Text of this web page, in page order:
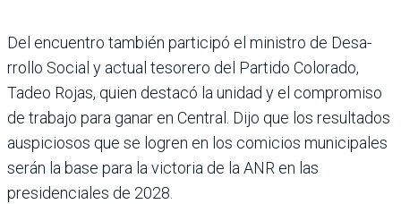
Del encuentro también par­ticipó el ministro de Desa­
rrollo Social y actual teso­rero del Partido Colorado,
Tadeo Rojas, quien destacó la unidad y el compromiso
de trabajo para ganar en Cen­tral. Dijo que los resultados
auspiciosos que se logren en los comicios municipales
serán la base para la victoria de la ANR en las
presidencia­les de 2028.